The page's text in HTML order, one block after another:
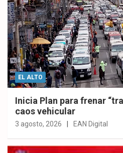
EL ALTO
Inicia Plan para frenar
caos vehicular
3 agosto, 2026 EAN Digital